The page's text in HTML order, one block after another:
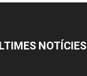
NOTÍCIES